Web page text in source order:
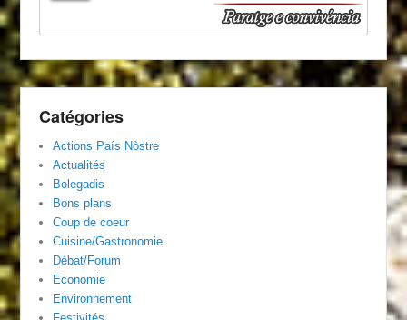
Catégories
Actions País Nòstre
Actualités
Bolegadis
Bons plans
Coup de coeur
Cuisine/Gastronomie
Débat/Forum
Economie
Environnement